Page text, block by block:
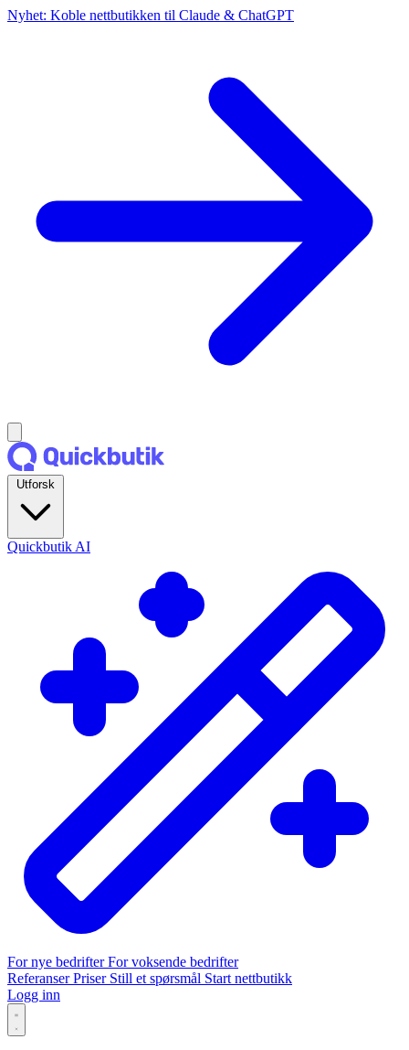
Nyhet: Koble nettbutikken til Claude & ChatGPT
Quickbutik AI
For nye bedrifterFor voksende bedrifter
ReferanserPriser Still et spørsmål Start nettbutikk
Logg inn